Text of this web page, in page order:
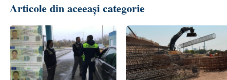
Articole din aceeași categorie